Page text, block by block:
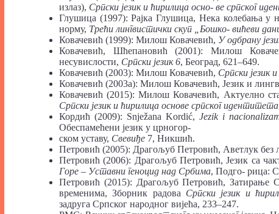
излаз), Српски језик и ћирилица осно- ве српског
Глушица (1997): Рајка Глушица, Нека колебања у
норму, Трећи лингвистички скуп „Бошко- вићеви
Ковачевић (1999): Милош Ковачевић, У одбрану
Ковачевић, Шћепановић (2001): Милош
несувислости, Српски језик 6, Београд, 621–649.
Ковачевић (2003): Милош Ковачевић, Српски језик
Ковачевић (2003а): Милош Ковачевић, Језик и
Ковачевић (2015): Милош Ковачевић, Актуелно
Српски језик и ћирилица основе српског идентитета
Кордић (2009): Snježana Kordić,Jezik i
Обеспамећени језик у црногор-
ском уставу, Свевиђе 7, Никшић.
Петровић (2005): Драгољуб Петровић, Аветлук без
Петровић (2006): Драгољуб Петровић, Језик са
Горе – Уставни геноцид над Србима, Подго- рица:
Петровић (2015): Драгољуб Петровић, Затирање
временима, Зборник радова Српски језик и
задруга Српског народног вијећа, 233–247.